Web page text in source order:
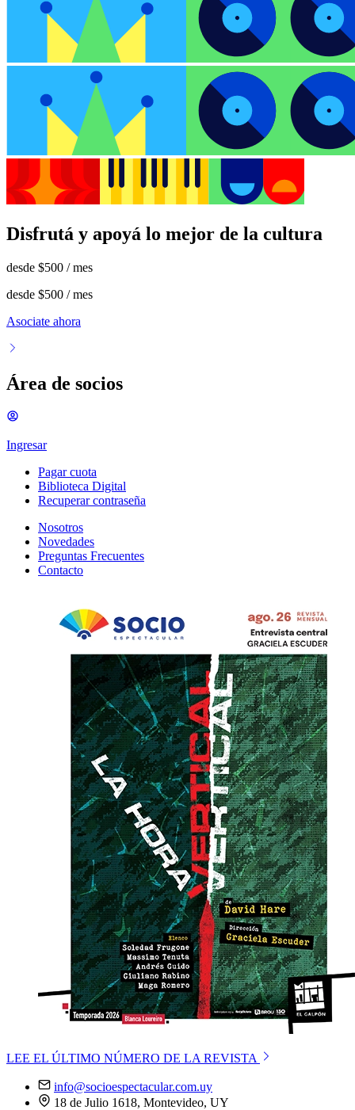
Disfrutá y apoyá lo mejor de la cultura
desde $500 / mes
desde $500 / mes
Asociate ahora
Área de socios
Ingresar
Pagar cuota
Biblioteca Digital
Recuperar contraseña
Nosotros
Novedades
Preguntas Frecuentes
Contacto
LEE EL ÚLTIMO NÚMERO DE LA REVISTA
info@socioespectacular.com.uy
18 de Julio 1618, Montevideo, UY